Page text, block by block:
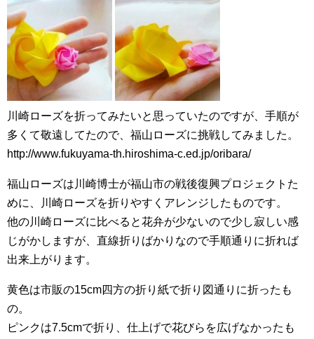
川崎ローズを折ってみたいと思っていたのですが、手順が
多くて敬遠してたので、福山ローズに挑戦してみました。
http://www.fukuyama-th.hiroshima-c.ed.jp/oribara/
福山ローズは川崎博士が福山市の戦後復興プロジェクトた
めに、川崎ローズを折りやすくアレンジしたものです。
他の川崎ローズに比べると花弁が少ないので少し寂しい感
じがかしますが、直線折りばかりなので手順通りに折れば
出来上がります。
黄色は市販の15cm四方の折り紙で折り図通りに折ったも
の。
ピンクは7.5cmで折り、仕上げで花びらを広げなかったも